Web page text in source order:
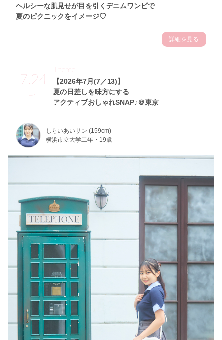
ヘルシーな肌見せが目を引くデニムワンピで
夏のピクニックをイメージ♡
詳細を見る
7.24
Fri
【2026年7月(7／13)】
夏の日差しを味方にする
アクティブおしゃれSNAP♪＠東京
Theme
しらいあいサン (159cm)
横浜市立大学二年・19歳